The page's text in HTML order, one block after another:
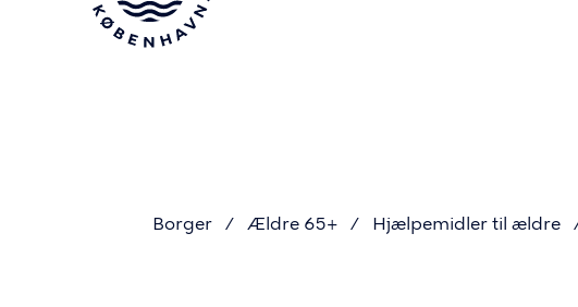
Borger Ældre 65+ Hjælpemidler til ældre